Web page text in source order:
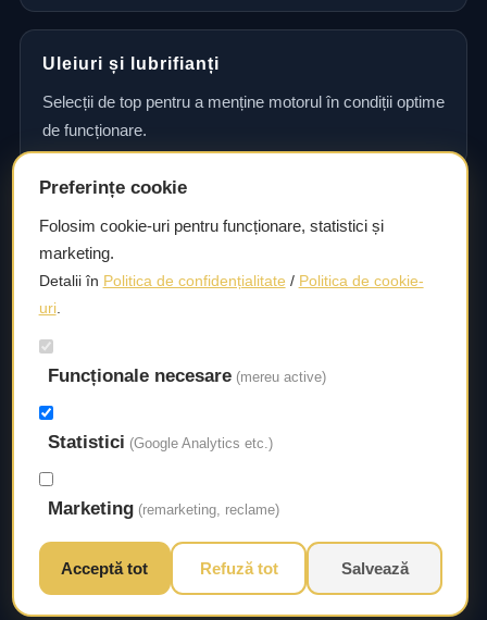
Uleiuri și lubrifianți
Selecții de top pentru a menține motorul în condiții optime
de funcționare.
Consultanță și asistență tehnică
Consultanță și asistență tehnică pentru alegerea pieselor
potrivite și efectuarea reparațiilor sau întreținerii corecte.
Livrare rapidă
Asigurăm un timp de livrare scurt, astfel încât să aveți
acces la piesele necesare fără întârzieri.
© 2026 Autorival. Toate drepturile rezervate.
Preferințe cookie
Folosim cookie-uri pentru funcționare, statistici și
marketing.
Detalii în Politica de confidențialitate / Politica de cookie-
uri.
Funcționale necesare (mereu active)
Statistici (Google Analytics etc.)
Marketing (remarketing, reclame)
Acceptă tot Refuză tot Salvează